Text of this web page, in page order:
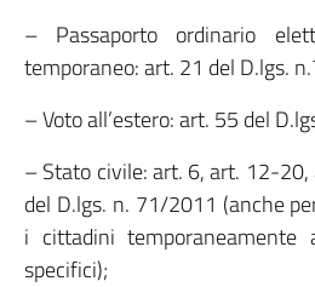
– Passaporto ordinario
temporaneo: art. 21 del D.lgs.
– Voto all’estero: art. 55 del
– Stato civile: art. 6, art. 12-
del D.lgs. n. 71/2011 (anche
i cittadini temporaneamente
specifici);